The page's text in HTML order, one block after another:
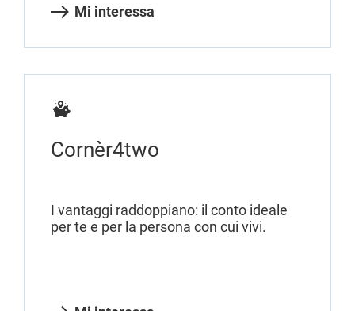
Mi interessa
Cornèr4two
I vantaggi raddoppiano: il conto ideale
per te e per la persona con cui vivi.